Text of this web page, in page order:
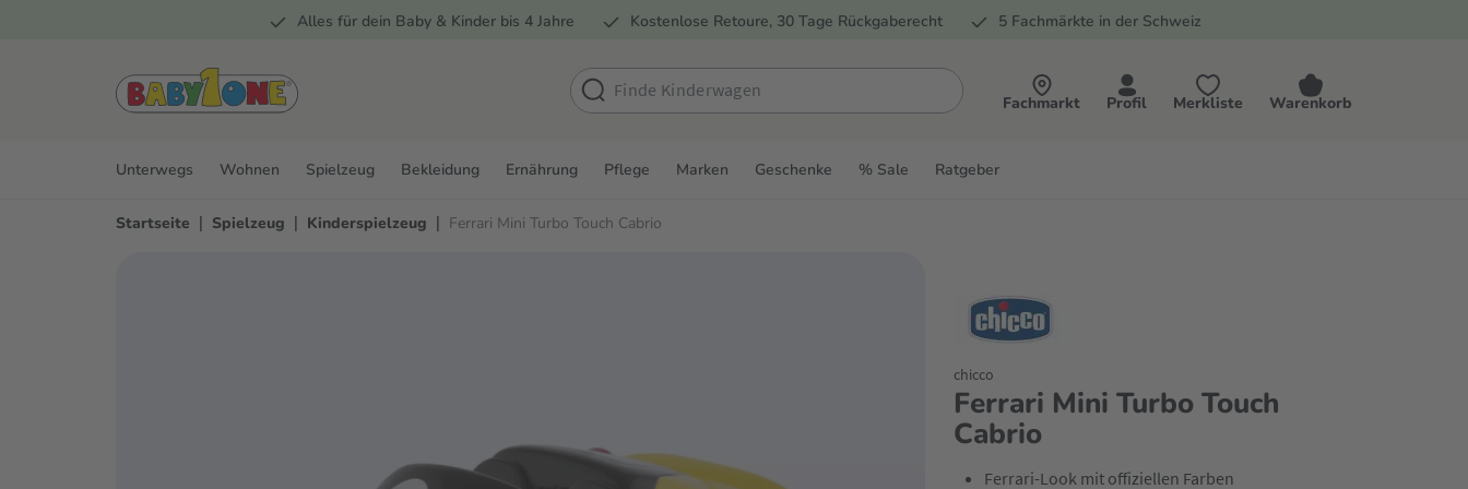
Zur Hauptnavigation springen Alles für dein Baby & Kinder bis 4 Jahre Kostenlose Retoure, 30 Tage Rückgaberecht 5 Fachmärkte in der Schweiz
Fachmarkt Profil Merkliste Warenkorb
Unterwegs Wohnen Spielzeug Bekleidung Ernährung Pflege Marken Geschenke % Sale Ratgeber
Startseite | Spielzeug | Kinderspielzeug | Ferrari Mini Turbo Touch Cabrio
Ferrari Mini Turbo Touch
Cabrio
chicco
Ferrari-Look mit offiziellen Farben